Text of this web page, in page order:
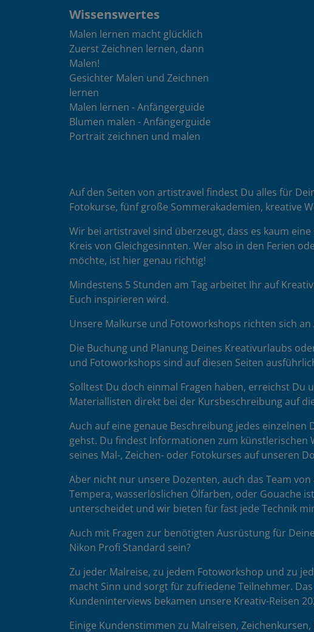
Wissenswertes
Malen lernen macht glücklich
Zuerst Zeichnen lernen, dann
Malen!
Gesichter Malen und Zeichnen
lernen
Malen lernen - Anfängerguide
Blumen malen - Anfängerguide
Portrait zeichnen und malen
Auf den Seiten von artistravel findest Du alles für
Fotokurse, fünf große Sommerakademien, kreative
Wir bei artistravel sind überzeugt, dass es kaum
Kreis von Gleichgesinnten. Wer also in den Ferien
möchte, ist hier genau richtig!
Mindestens 5 Stunden am Tag arbeitet Ihr auf
Euch inspirieren wird.
Unsere Malkurse und Fotoworkshops richten sich
Die Buchung und Planung Deines Kreativurlaubs
und Fotoworkshops sind auf diesen Seiten
Solltest Du doch einmal Fragen haben, erreichst Du
Materiallisten direkt bei der Kursbeschreibung auf
Auch auf eine genaue Beschreibung jedes
gehst. Du findest Informationen zum künstlerischen
seines Mal-, Zeichen- oder Fotokurses auf unseren
Aber nicht nur unsere Dozenten, auch das Team
Tempera, wasserlöslichen Ölfarben, oder Gouache
unterscheidet und wir bieten für fast jede Technik
Auch mit Fragen zur benötigten Ausrüstung für
Nikon Profi Standard sein?
Zu jeder Malreise, zu jedem Fotoworkshop und zu
macht Sinn und sorgt für zufriedene Teilnehmer.
Kundeninterviews bekamen unsere Kreativ-Reisen
Einige Kundenstimmen zu Malreisen,